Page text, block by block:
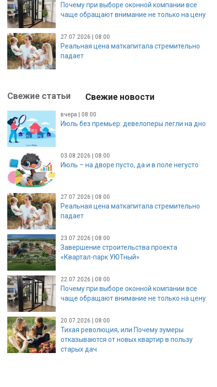
Почему при выборе оконной компании все
чаще обращают внимание не только на цену
27.07.2026 | 08:00
Реальная цена маткапитала стремительно
падает
Свежие статьи Свежие новости
вчера | 08:00
Июль без премьер: девелоперы легли на дно
03.08.2026 | 08:00
Июль – на дворе пусто, да и в поле негусто
27.07.2026 | 08:00
Реальная цена маткапитала стремительно
падает
23.07.2026 | 08:00
Завершение строительства проекта
«Квартал-парк УЮТный»
22.07.2026 | 08:00
Почему при выборе оконной компании все
чаще обращают внимание не только на цену
20.07.2026 | 08:00
Тихая революция, или Почему зумеры
отказываются от новых квартир в пользу
старых дач